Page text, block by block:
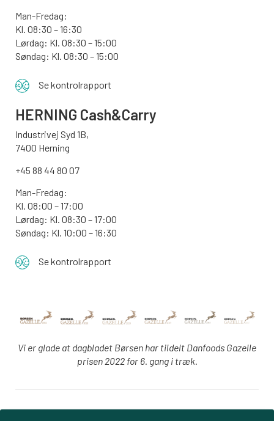
Man-Fredag:
Kl. 08:30 – 16:30
Lørdag: Kl. 08:30 – 15:00
Søndag: Kl. 08:30 – 15:00
Se kontrolrapport
HERNING Cash&Carry
Industrivej Syd 1B,
7400 Herning
+45 88 44 80 07
Man-Fredag:
Kl. 08:00 – 17:00
Lørdag: Kl. 08:30 – 17:00
Søndag: Kl. 10:00 – 16:30
Se kontrolrapport
Vi er glade at dagbladet Børsen har tildelt Danfoods Gazelle
prisen 2022 for 6. gang i træk.